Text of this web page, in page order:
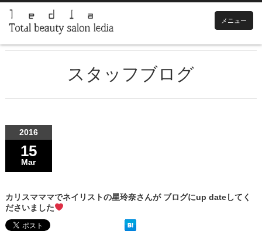
メニュー
スタッフブログ
2016
15
Mar
カリスマママでネイリストの星玲奈さんが ブログにup dateしてく
ださいました